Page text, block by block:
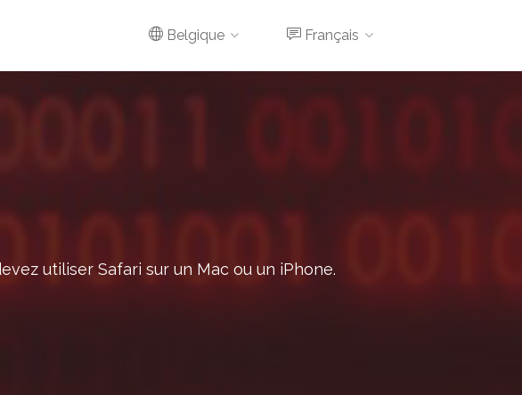
Belgique Français
utiliser Safari sur un Mac ou un iPhone.